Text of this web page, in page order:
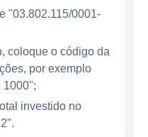
e
a ClearSale
que atendem
marketplaces
"03.802.115/0001-
coloque o código da
por exemplo
1000";
investido no